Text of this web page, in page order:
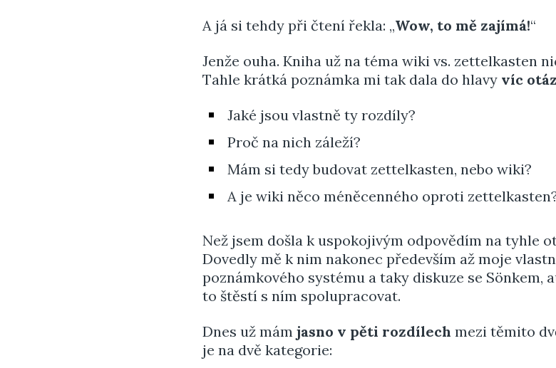
A já si tehdy při čtení řekla: „Wow, to mě zajímá!“
Jenže ouha. Kniha už na téma wiki vs. zettelkasten
Tahle krátká poznámka mi tak dala do hlavy víc
Jaké jsou vlastně ty rozdíly?
Proč na nich záleží?
Mám si tedy budovat zettelkasten, nebo wiki?
A je wiki něco méněcenného oproti
Než jsem došla k uspokojivým odpovědím na tyhle
Dovedly mě k nim nakonec především až moje
poznámkového systému a taky diskuze se Sönkem,
to štěstí s ním spolupracovat.
Dnes už mám jasno v pěti rozdílech mezi těmito
je na dvě kategorie: